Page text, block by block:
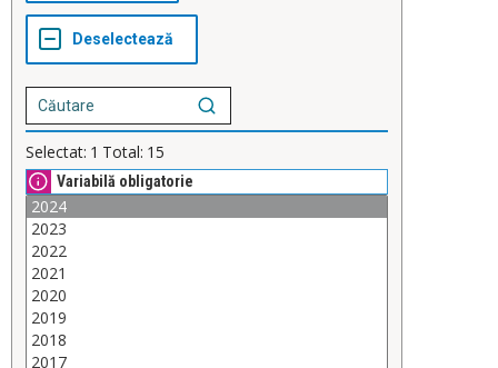
Selectat: 1 Total: 15
Variabilă obligatorie